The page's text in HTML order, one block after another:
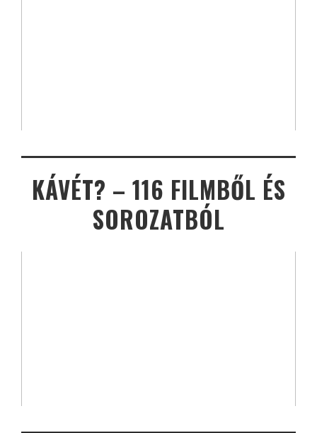
KÁVÉT? – 116 FILMBŐL ÉS
SOROZATBÓL